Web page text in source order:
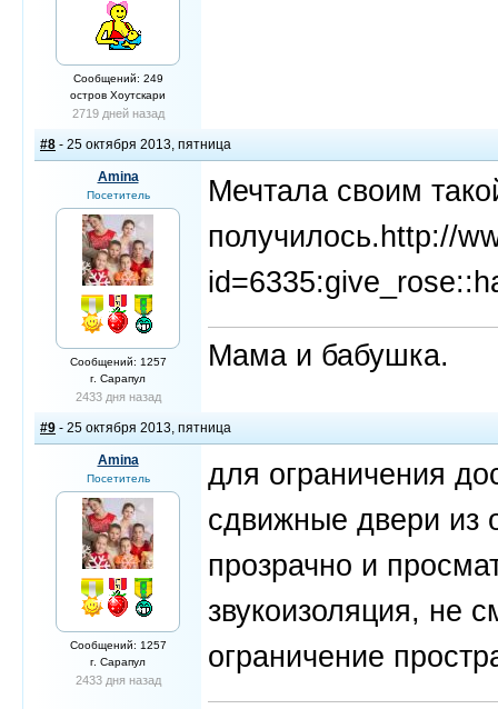
Сообщений: 249
остров Хоутскари
2719 дней назад
#8 - 25 октября 2013, пятница
Amina
Посетитель
Сообщений: 1257
г. Сарапул
2433 дня назад
Мечтала своим
получилось.http://
Мама и бабушка.
#9 - 25 октября 2013, пятница
Amina
Посетитель
Сообщений: 1257
г. Сарапул
2433 дня назад
для ограничения
сдвижные двери из
прозрачно и
звукоизоляция, не
ограничение